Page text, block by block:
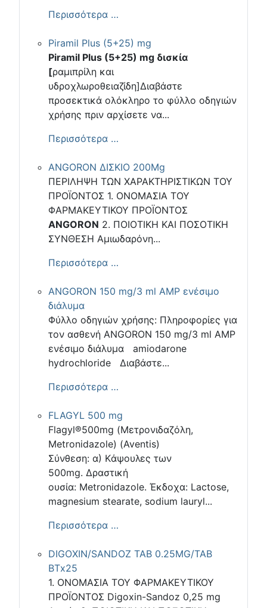
Περισσότερα …
Piramil Plus (5+25) mg
Piramil Plus (5+25) mg δισκία
[ραμιπρίλη και
υδροχλωροθειαζίδη]Διαβάστε
προσεκτικά ολόκληρο το φύλλο οδηγιών
χρήσης πριν αρχίσετε να...
Περισσότερα …
ANGORON ΔΙΣΚΙΟ 200Mg
ΠΕΡΙΛΗΨΗ ΤΩΝ ΧΑΡΑΚΤΗΡΙΣΤΙΚΩΝ ΤΟΥ
ΠΡΟΪΟΝΤΟΣ 1. ΟΝΟΜΑΣΙΑ ΤΟΥ
ΦΑΡΜΑΚΕΥΤΙΚΟΥ ΠΡΟΪΟΝΤΟΣ
ANGORON 2. ΠΟΙΟΤΙΚΗ ΚΑΙ ΠΟΣΟΤΙΚΗ
ΣΥΝΘΕΣΗ Αμιωδαρόνη...
Περισσότερα …
ANGORON 150 mg/3 ml AMP ενέσιμο
διάλυμα
Φύλλο οδηγιών χρήσης: Πληροφορίες για
τον ασθενή ANGORON 150 mg/3 ml AMP
ενέσιμο διάλυμα amiodarone
hydrochloride Διαβάστε...
Περισσότερα …
FLAGYL 500 mg
Flagyl®500mg (Μετρονιδαζόλη,
Μetronidazole) (Aventis)
Σύνθεση: α) Kάψουλες των
500mg. Δραστική
ουσία: Μetronidazole. Έκδοχα: Lactose,
magnesium stearate, sodium lauryl...
Περισσότερα …
DIGOXIN/SANDOZ TAB 0.25MG/TAB
ΒΤx25
1. ΟΝΟΜΑΣΙΑ ΤΟΥ ΦΑΡΜΑΚΕΥΤΙΚΟΥ
ΠΡΟΪΟΝΤΟΣ Digoxin-Sandoz 0,25 mg